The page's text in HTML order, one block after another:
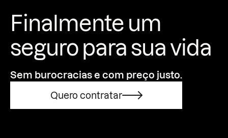
Finalmente um
seguro para sua vida
Sem burocracias e com preço justo.
Quero contratar